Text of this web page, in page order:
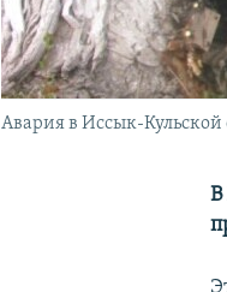
Авария в Иссык-Кульской
В